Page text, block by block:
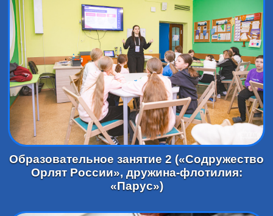
Образовательное занятие 2 («Содружество
Орлят России», дружина-флотилия:
«Парус»)